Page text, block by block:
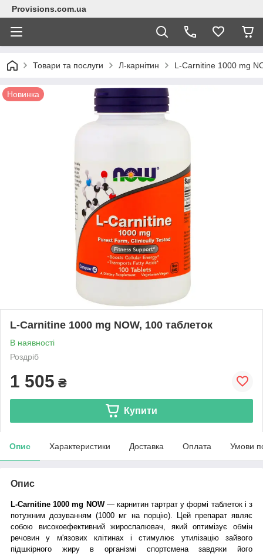
Provisions.com.ua
Товари та послуги Л-карнітин L-Carnitine 1000 mg
Новинка
L-Carnitine 1000 mg NOW, 100 таблеток
В наявності
Роздріб
1 505 ₴
Купити
Опис Характеристики Доставка Оплата Умови
Опис
L-Carnitine 1000 mg NOW — карнитин тартрат у формі таблеток і з
потужним дозуванням (1000 мг на порцію). Цей препарат являє
собою високоефективний жироспалювач, який оптимізує обмін
речовин у м'язових клітинах і стимулює утилізацію зайвого
підшкірного жиру в організмі спортсмена завдяки його